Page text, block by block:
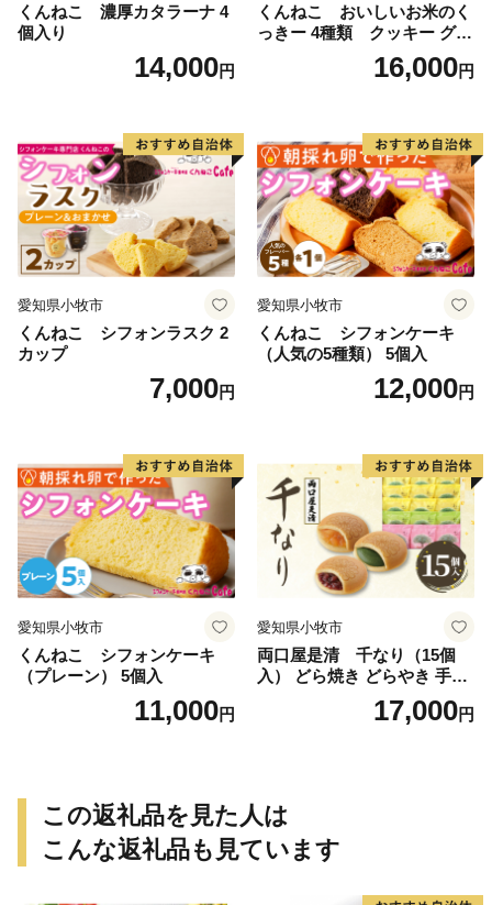
くんねこ 濃厚カタラーナ 4
個入り
14,000円
くんねこ おいしいお米のく
っきー 4種類 クッキー グル
16,000円
愛知県小牧市
くんねこ シフォンラスク 2
カップ
7,000円
愛知県小牧市
くんねこ シフォンケーキ
（人気の5種類） 5個入
12,000円
愛知県小牧市
くんねこ シフォンケーキ
（プレーン） 5個入
11,000円
愛知県小牧市
両口屋是清 千なり（15個
入） どら焼き どらやき 手土
産 お土産 土産 丹波大納言小
豆 抹茶 林檎 りんご 慶事 お
17,000円
この返礼品を見た人は
こんな返礼品も見ています